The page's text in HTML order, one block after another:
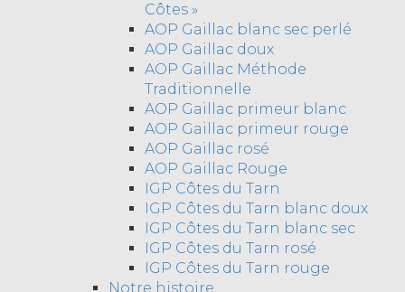
Côtes »
AOP Gaillac blanc sec perlé
AOP Gaillac doux
AOP Gaillac Méthode
Traditionnelle
AOP Gaillac primeur blanc
AOP Gaillac primeur rouge
AOP Gaillac rosé
AOP Gaillac Rouge
IGP Côtes du Tarn
IGP Côtes du Tarn blanc doux
IGP Côtes du Tarn blanc sec
IGP Côtes du Tarn rosé
IGP Côtes du Tarn rouge
Notre histoire